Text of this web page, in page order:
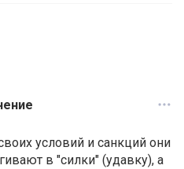
условий и санкций они
в "силки" (удавку), а